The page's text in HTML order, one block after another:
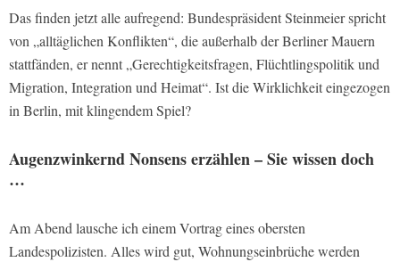
Das finden jetzt alle aufregend: Bundespräsident Steinmeier spricht
von „alltäglichen Konflikten“, die außerhalb der Berliner Mauern
stattfänden, er nennt „Gerechtigkeitsfragen, Flüchtlingspolitik und
Migration, Integration und Heimat“. Ist die Wirklichkeit eingezogen
in Berlin, mit klingendem Spiel?
Augenzwinkernd Nonsens erzählen – Sie wissen doch
…
Am Abend lausche ich einem Vortrag eines obersten
Landespolizisten. Alles wird gut, Wohnungseinbrüche werden